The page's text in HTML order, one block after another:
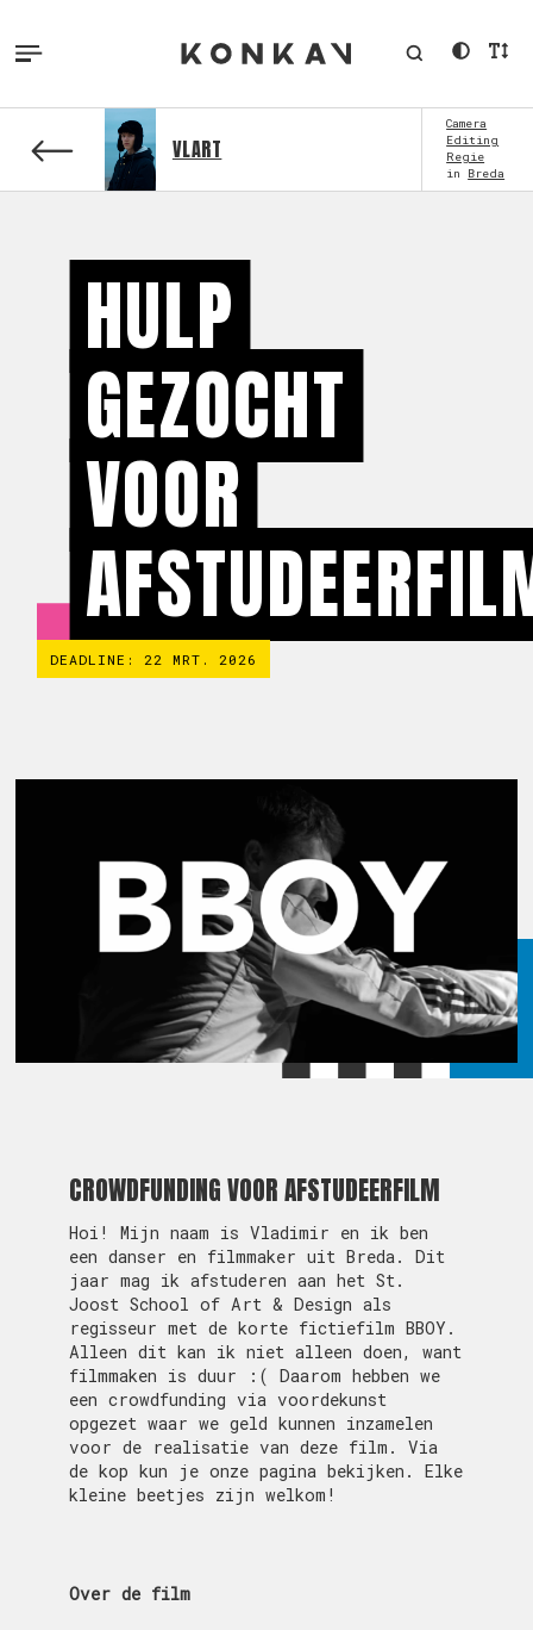
VLART
Camera
Editing
Regie
in Breda
HULP
GEZOCHT
VOOR
DEADLINE: 22 MRT. 2026
CROWDFUNDING VOOR AFSTUDEERFILM
Hoi! Mijn naam is Vladimir en ik ben
een danser en filmmaker uit Breda. Dit
jaar mag ik afstuderen aan het St.
Joost School of Art & Design als
regisseur met de korte fictiefilm BBOY.
Alleen dit kan ik niet alleen doen, want
filmmaken is duur :( Daarom hebben we
een crowdfunding via voordekunst
opgezet waar we geld kunnen inzamelen
voor de realisatie van deze film. Via
de kop kun je onze pagina bekijken. Elke
kleine beetjes zijn welkom!
Over de film